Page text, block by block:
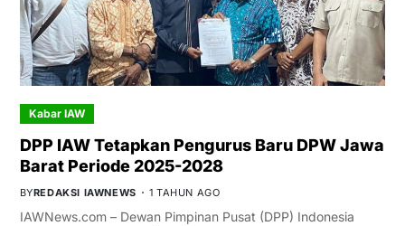
Kabar IAW
DPP IAW Tetapkan Pengurus Baru DPW Jawa
Barat Periode 2025-2028
BYREDAKSI IAWNEWS 1 TAHUN AGO
IAWNews.com – Dewan Pimpinan Pusat (DPP) Indonesia